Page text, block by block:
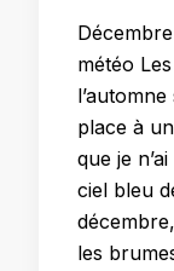
météo
place à
que je
ciel bleu
les